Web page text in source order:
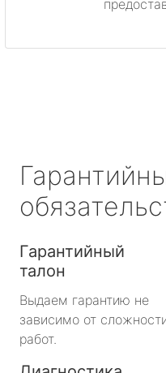
Гарантийный
талон
Выдаем гарантию не
зависимо от
работ.